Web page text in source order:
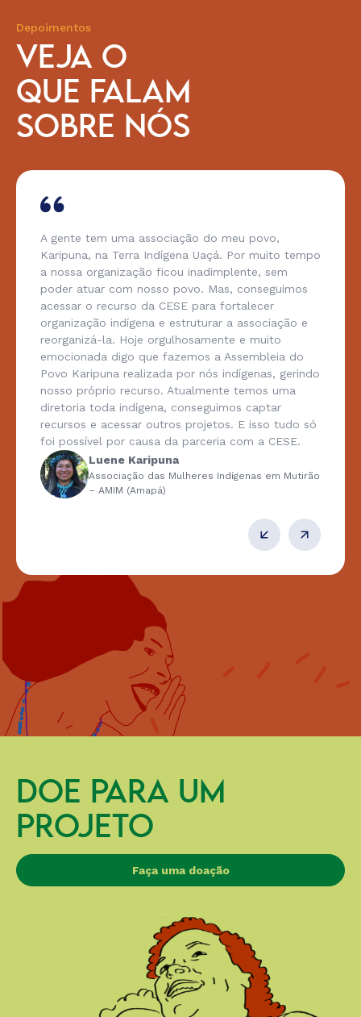
Depoimentos
VEJA O
QUE FALAM
SOBRE NÓS
A gente tem uma associação do meu povo,
Karipuna, na Terra Indígena Uaçá. Por muito tempo
a nossa organização ficou inadimplente, sem
poder atuar com nosso povo. Mas, conseguimos
acessar o recurso da CESE para fortalecer
organização indígena e estruturar a associação e
reorganizá-la. Hoje orgulhosamente e muito
emocionada digo que fazemos a Assembleia do
Povo Karipuna realizada por nós indígenas, gerindo
nosso próprio recurso. Atualmente temos uma
diretoria toda indígena, conseguimos captar
recursos e acessar outros projetos. E isso tudo só
foi possível por causa da parceria com a CESE.
Luene Karipuna
Associação das Mulheres Indígenas em Mutirão
– AMIM (Amapá)
DOE PARA UM
PROJETO
Faça uma doação